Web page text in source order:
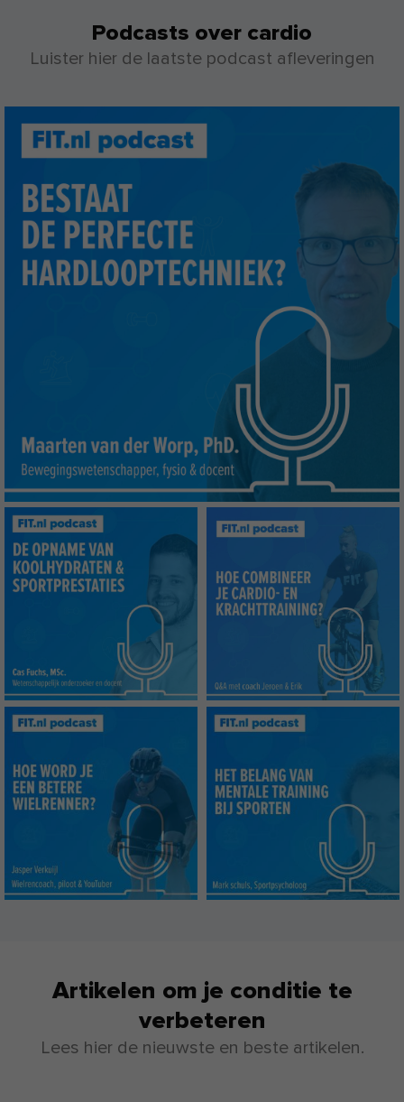
Podcasts over cardio
Luister hier de laatste podcast afleveringen
Artikelen om je conditie te
verbeteren
Lees hier de nieuwste en beste artikelen.